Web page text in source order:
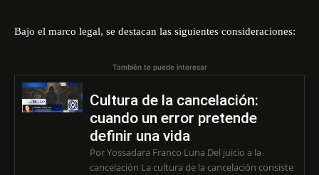
Bajo el marco legal, se destacan las siguientes consideraciones:
También te puede interesar
Cultura de la cancelación:
cuando un error pretende
definir una vida
Por Yossadara Franco Luna Del juicio a la
cancelación La cultura de la cancelación consiste